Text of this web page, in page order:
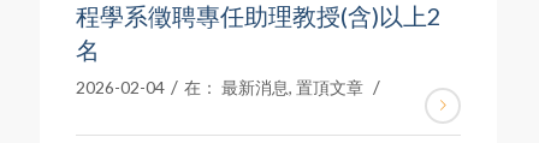
程學系徵聘專任助理教授(含)以上2
名
2026-02-04 / 在： 最新消息, 置頂文章 /